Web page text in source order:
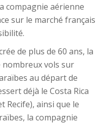
compagnie aérienne
sur le marché français
de plus de 60 ans, la
nombreux vols sur
au départ de
déjà le Costa Rica
Recife), ainsi que le
la compagnie